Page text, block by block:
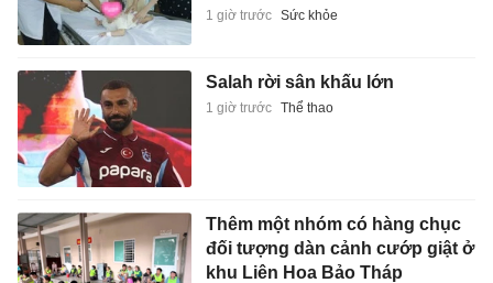
1 giờ trước Sức khỏe
Salah rời sân khấu lớn
1 giờ trước Thể thao
Thêm một nhóm có hàng chục
đối tượng dàn cảnh cướp giật ở
khu Liên Hoa Bảo Tháp